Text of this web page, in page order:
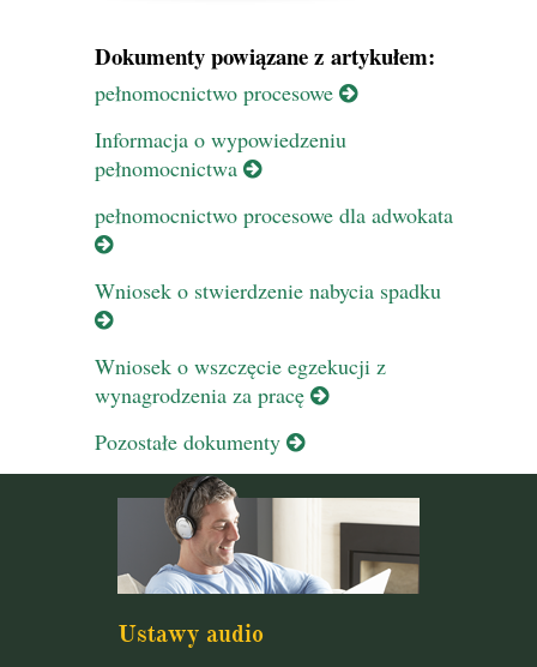
Dokumenty powiązane z artykułem:
pełnomocnictwo procesowe
Informacja o wypowiedzeniu
pełnomocnictwa
pełnomocnictwo procesowe dla adwokata
Wniosek o stwierdzenie nabycia spadku
Wniosek o wszczęcie egzekucji z
wynagrodzenia za pracę
Pozostałe dokumenty
Ustawy audio